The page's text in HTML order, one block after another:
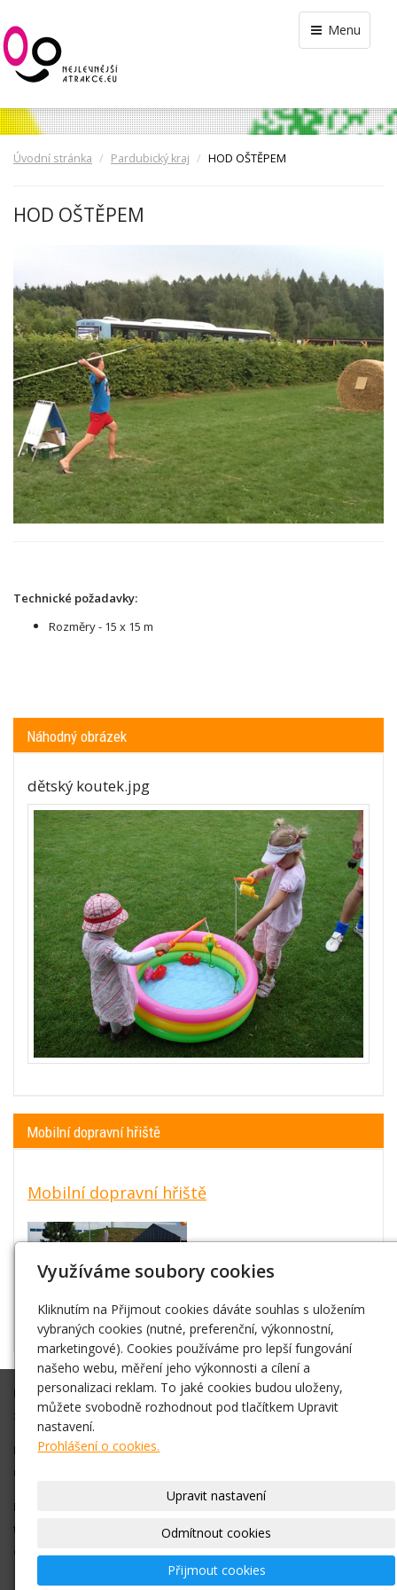
Menu
Úvodní stránka Pardubický kraj HOD OŠTĚPEM
HOD OŠTĚPEM
Technické požadavky:
Rozměry - 15 x 15 m
Náhodný obrázek
dětský koutek.jpg
Mobilní dopravní hřiště
Mobilní dopravní hřiště
Připravíme Vám akci na klíč, nebo Vám ve spolupráci s Vámi
zajistíme vše co budete potřebovat.
Díky zkušenostem máme dobré kontakty na různá vystoupení,
umělce atd. Vždy se snažíme vše zajistit v nejlepší cenové relaci.
Pro bližší informace, objednání nás neváhejte kontaktovat na
telefonním čísle +420 778 016 767nebo pište na
email
Využíváme soubory cookies
Kliknutím na Přijmout cookies dáváte souhlas s uložením
vybraných cookies (nutné, preferenční, výkonnostní,
marketingové). Cookies používáme pro lepší fungování
našeho webu, měření jeho výkonnosti a cílení a
personalizaci reklam. To jaké cookies budou uloženy,
můžete svobodně rozhodnout pod tlačítkem Upravit
nastavení.
Prohlášení o cookies.
Upravit nastavení
Odmítnout cookies
Přijmout cookies